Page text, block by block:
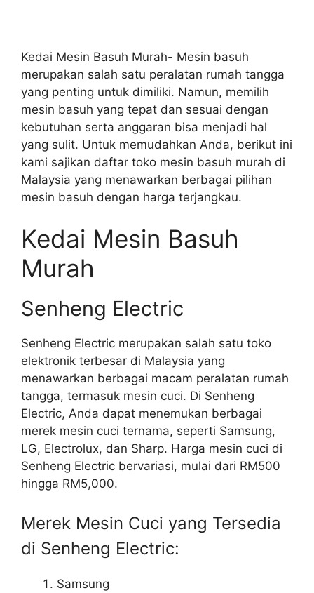
Kedai Mesin Basuh Murah- Mesin basuh
merupakan salah satu peralatan rumah tangga
yang penting untuk dimiliki. Namun, memilih
mesin basuh yang tepat dan sesuai dengan
kebutuhan serta anggaran bisa menjadi hal
yang sulit. Untuk memudahkan Anda, berikut ini
kami sajikan daftar toko mesin basuh murah di
Malaysia yang menawarkan berbagai pilihan
mesin basuh dengan harga terjangkau.
Kedai Mesin Basuh
Murah
Senheng Electric
Senheng Electric merupakan salah satu toko
elektronik terbesar di Malaysia yang
menawarkan berbagai macam peralatan rumah
tangga, termasuk mesin cuci. Di Senheng
Electric, Anda dapat menemukan berbagai
merek mesin cuci ternama, seperti Samsung,
LG, Electrolux, dan Sharp. Harga mesin cuci di
Senheng Electric bervariasi, mulai dari RM500
hingga RM5,000.
Merek Mesin Cuci yang Tersedia
di Senheng Electric:
Samsung